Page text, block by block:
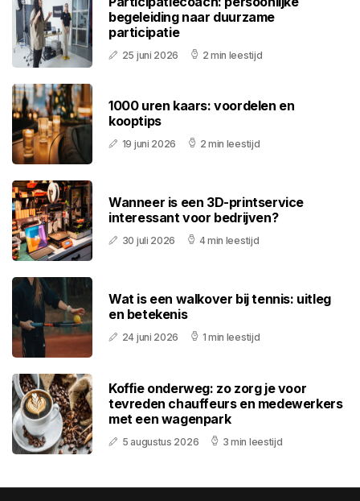
begeleiding naar duurzame
participatie
25 juni 2026 2 min leestijd
1000 uren kaars: voordelen en
kooptips
19 juni 2026 2 min leestijd
Wanneer is een 3D-printservice
interessant voor bedrijven?
30 juli 2026 4 min leestijd
Wat is een walkover bij tennis: uitleg
en betekenis
24 juni 2026 1 min leestijd
Koffie onderweg: zo zorg je voor
tevreden chauffeurs en medewerkers
met een wagenpark
5 augustus 2026 3 min leestijd